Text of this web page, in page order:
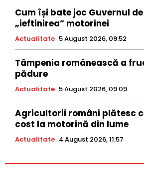
Cum își bate joc Guvernul
„ieftinirea” motorinei
Actualitate 5 August 2026, 09:52
Tâmpenia românească a
pădure
Actualitate 5 August 2026, 09:09
Agricultorii români plătesc
cost la motorină din lume
Actualitate 4 August 2026, 11:57